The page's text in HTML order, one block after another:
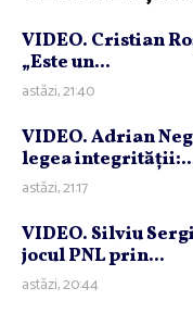
VIDEO. Cristian
„Este un...
astăzi, 21:40
VIDEO. Adrian
legea
astăzi, 21:17
VIDEO. Silviu
jocul PNL prin...
astăzi, 20:44